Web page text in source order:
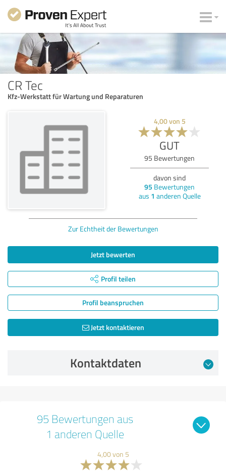
CR Tec
Kfz-Werkstatt für Wartung und Reparaturen
4,00von 5
GUT
95 Bewertungen
davon sind
95 Bewertungen
aus 1 anderen Quelle
Zur Echtheit der Bewertungen
Jetzt bewerten
Profil teilen
Profil beanspruchen
Jetzt kontaktieren
Kontaktdaten
95 Bewertungen aus
1 anderen Quelle
4,00 von 5